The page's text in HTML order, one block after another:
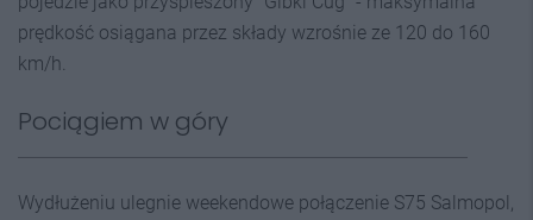
prędkość osiągana przez składy wzrośnie ze 120 do 160
km/h.
Pociągiem w góry
Wydłużeniu ulegnie weekendowe połączenie S75 Salmopol,